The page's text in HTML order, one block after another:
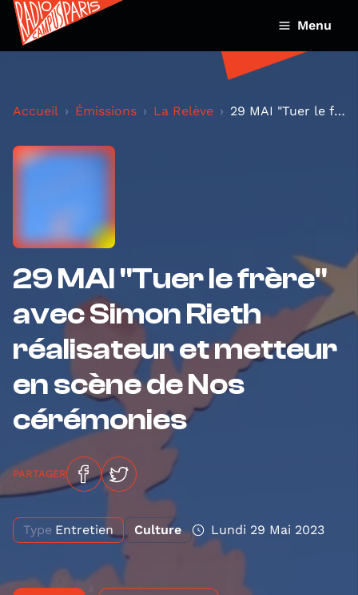
Menu
Accueil Émissions La Relève 29 MAI "Tuer le frère" avec Simon Rieth réalisateu...
29 MAI "Tuer le frère"
avec Simon Rieth
réalisateur et metteur
en scène de Nos
cérémonies
PARTAGER
Type Entretien Culture Lundi 29 Mai 2023